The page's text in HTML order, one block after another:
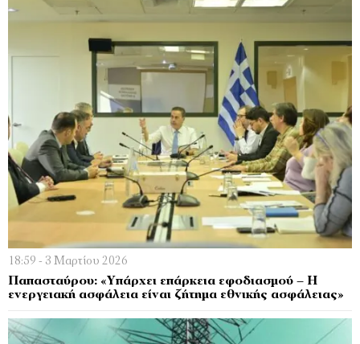
18:59 - 3 Μαρτίου 2026
Παπασταύρου: «Υπάρχει επάρκεια εφοδιασμού – Η
ενεργειακή ασφάλεια είναι ζήτημα εθνικής ασφάλειας»